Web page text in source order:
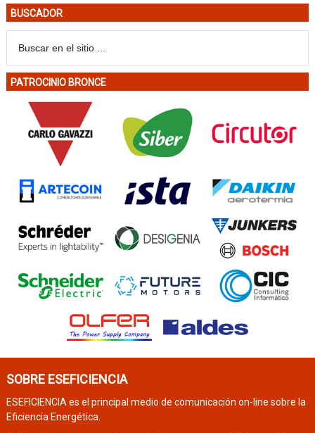
BUSCADOR
PATROCINIO BRONCE
SOBRE ESEFICIENCIA
ESEFICIENCIA es el principal medio de comunicación on-line sobre la
Eficiencia Energética.